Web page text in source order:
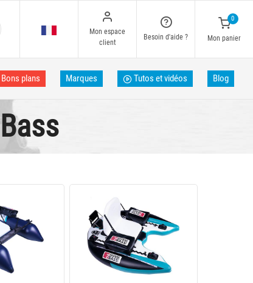
Mon espace
client
Besoin d'aide ?
0
Mon panier
Bons plans Marques Tutos et vidéos Blog